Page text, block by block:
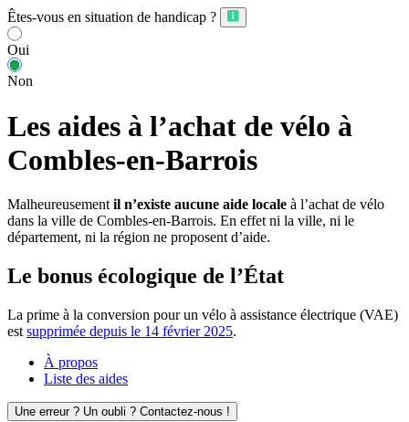
Êtes-vous en situation de handicap ?
Oui
Non
Les aides à l’achat de vélo à
Combles-en-Barrois
Malheureusement il n’existe aucune aide locale à l’achat de vélo
dans la ville de Combles-en-Barrois. En effet ni la ville, ni le
département, ni la région ne proposent d’aide.
Le bonus écologique de l’État
La prime à la conversion pour un vélo à assistance électrique (VAE)
est supprimée depuis le 14 février 2025.
À propos
Liste des aides
Une erreur ? Un oubli ? Contactez-nous !